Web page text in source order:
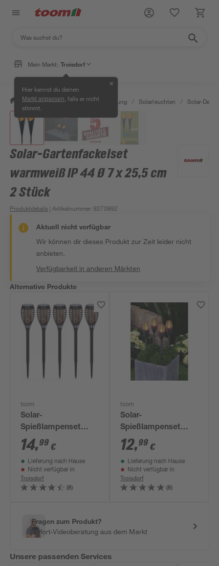
Mein Markt: Troisdorf
Hier kannst du deinen
Markt anpassen , falls er nicht
stimmt.
✕
/ Wohnen & Haushalt / Beleuchtung / Solarleuchten / Solar-
Solar-Gartenfackelset
warmweiß IP 44 Ø 7 x 25,5 cm
2 Stück
Produktdetails | Artikelnummer:9270892
Aktuell nicht verfügbar
Wir können dir dieses Produkt zur Zeit leider nicht
anbieten.
Verfügbarkeit in anderen Märkten
Alternative Produkte
toom
Solar-
Spießlampenset
warmweiß IP 44 7,5
x 43 cm 5 Stück
14,99 €
Lieferung nach Hause
Nicht verfügbar in
Troisdorf
(8)
toom
Solar-
Spießlampenset
warmweiß 4 Stück
12,99 €
Lieferung nach Hause
Nicht verfügbar in
Troisdorf
(8)
Fragen zum Produkt?
Sofort-Videoberatung aus dem Markt
Unsere passenden Services